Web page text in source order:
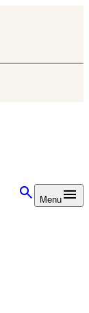
Menu